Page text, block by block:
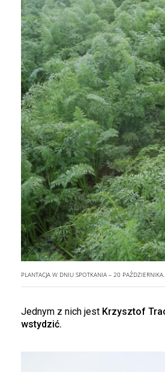
PLANTACJA W DNIU SPOTKANIA – 20
Jednym z nich jest Krzysztof
wstydzić.